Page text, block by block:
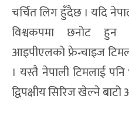
चर्चित लिग हुँदैछ । यदि
विश्वकपमा छनोट
आइपीएलको फ्रेन्चाइज
। यस्तै नेपाली टिमलाई
द्विपक्षीय सिरिज खेल्ने